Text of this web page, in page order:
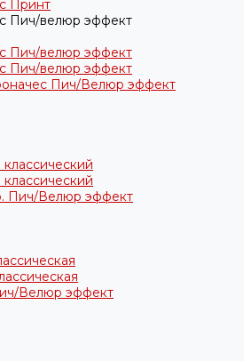
Принт
Пич/велюр эффект
Пич/велюр эффект
Пич/велюр эффект
Пич/Велюр эффект
Пич/Велюр эффект
Велюр эффект